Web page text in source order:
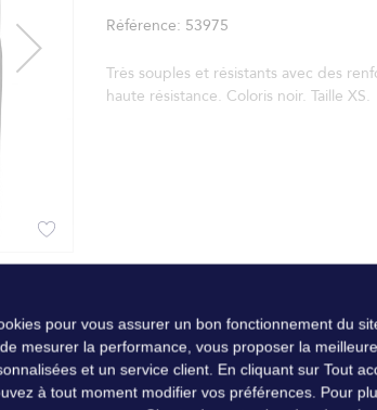
Référence 53975
Très souples et résistants avec des
haute résistance. Coloris noir. Taille XS.
pour vous assurer un bon fonctionnement du
mesurer la performance, vous proposer la
et un service client. En cliquant sur Tout
à tout moment modifier vos préférences. Pour